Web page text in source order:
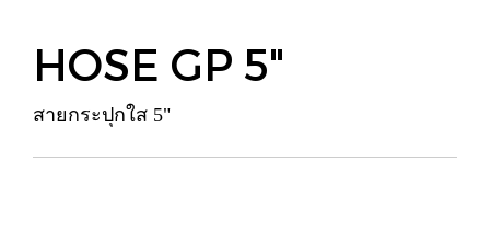
HOSE GP 5"
สายกระปุกใส 5"